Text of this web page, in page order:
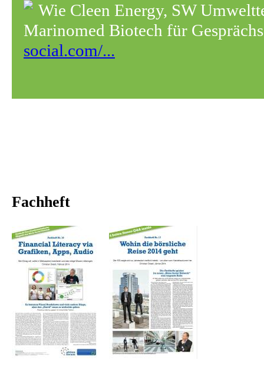
Wie Cleen Energy, SW
Marinomed Biotech für
social.com/...
Fachheft